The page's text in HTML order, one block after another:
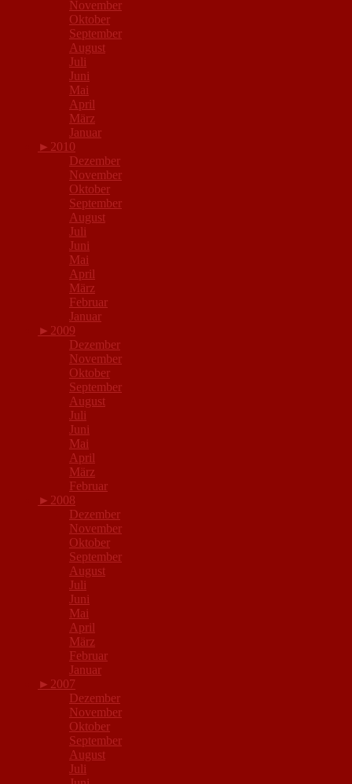
November
Oktober
September
August
Juli
Juni
Mai
April
März
Januar
► 2010
Dezember
November
Oktober
September
August
Juli
Juni
Mai
April
März
Februar
Januar
► 2009
Dezember
November
Oktober
September
August
Juli
Juni
Mai
April
März
Februar
► 2008
Dezember
November
Oktober
September
August
Juli
Juni
Mai
April
März
Februar
Januar
► 2007
Dezember
November
Oktober
September
August
Juli